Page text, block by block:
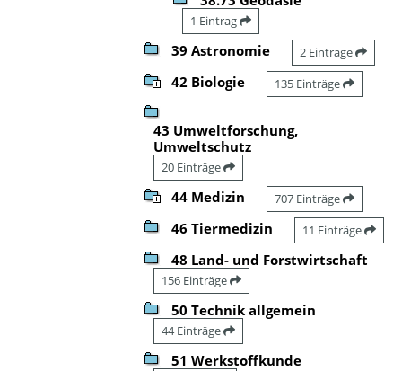
1 Eintrag
39 Astronomie 2 Einträge
42 Biologie 135 Einträge
43 Umweltforschung,
Umweltschutz
20 Einträge
44 Medizin 707 Einträge
46 Tiermedizin 11 Einträge
48 Land- und Forstwirtschaft
156 Einträge
50 Technik allgemein
44 Einträge
51 Werkstoffkunde